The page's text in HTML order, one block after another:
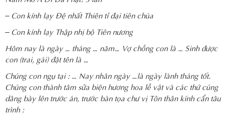
– Con kính lạy Đệ nhất Thiên tỉ đại tiên chúa
– Con kính lạy Thập nhị bộ Tiên nương
Hôm nay là ngày … tháng … năm… Vợ chồng con là … Sinh được
con (trai, gái) đặt tên là …
Chúng con ngụ tại : … Nay nhân ngày …là ngày lành tháng tốt.
Chúng con thành tâm sửa biện hương hoa lễ vật và các thứ cúng
dâng bày lên trước án, trước bàn tọa chư vị Tôn thân kính cẩn tâu
trình :